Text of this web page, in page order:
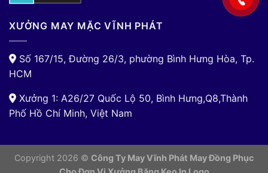
XƯỞNG MAY MẶC VĨNH PHÁT
Số 167/15, Đường 26/3, phường Bình Hưng Hòa, Tp.
HCM
Xưởng 1: A26/27 Quốc Lộ 50, Bình Hưng,Q8,Thành
Phố Hồ Chí Minh, Việt Nam
Copyright 2026 © Công Ty May Vĩnh Phát May Đồng Phục